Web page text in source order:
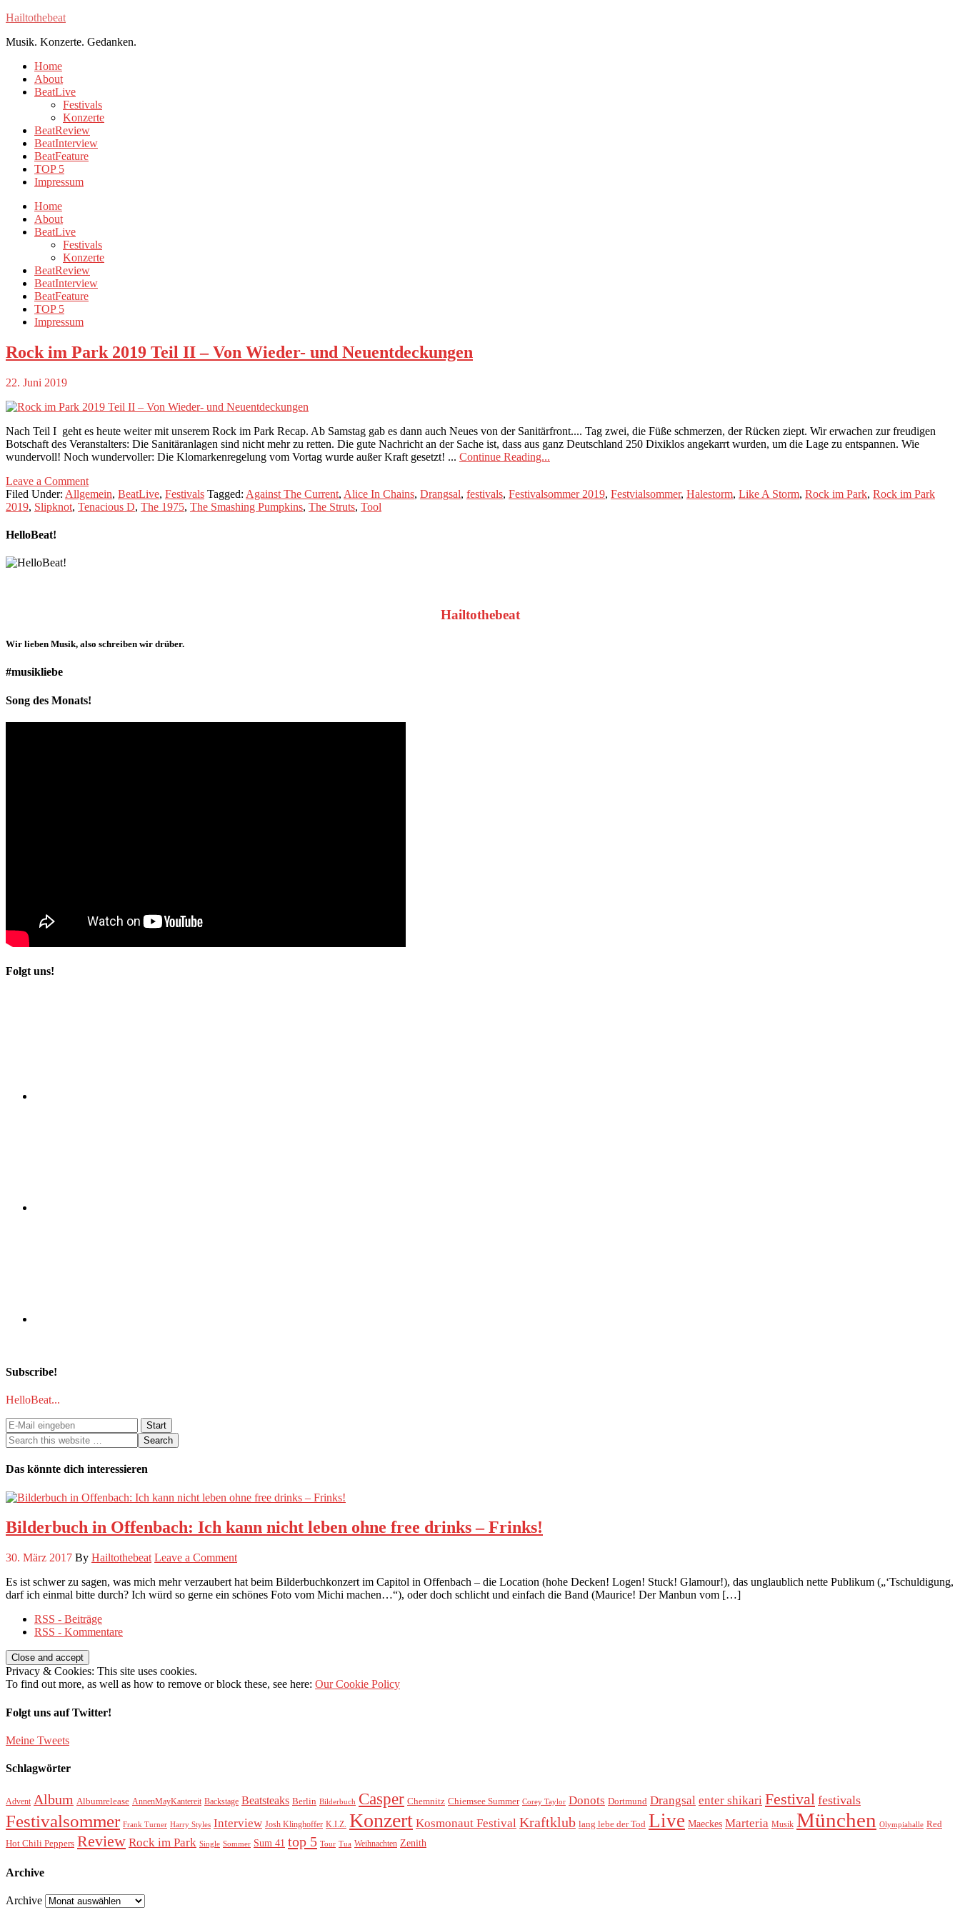
Hailtothebeat
Musik. Konzerte. Gedanken.
Home
About
BeatLive
Festivals
Konzerte
BeatReview
BeatInterview
BeatFeature
TOP 5
Impressum
Home
About
BeatLive
Festivals
Konzerte
BeatReview
BeatInterview
BeatFeature
TOP 5
Impressum
Rock im Park 2019 Teil II – Von Wieder- und Neuentdeckungen
22. Juni 2019
Nach Teil I geht es heute weiter mit unserem Rock im Park Recap. Ab Samstag gab es dann auch Neues von der Sanitärfront.... Tag zwei, die Füße schmerzen, der Rücken ziept. Wir erwachen zur freudigen
Botschaft des Veranstalters: Die Sanitäranlagen sind nicht mehr zu retten. Die gute Nachricht an der Sache ist, dass aus ganz Deutschland 250 Dixiklos angekarrt wurden, um die Lage zu entspannen. Wie
wundervoll! Noch wundervoller: Die Klomarkenregelung vom Vortag wurde außer Kraft gesetzt! ... Continue Reading...
Leave a Comment
Filed Under: Allgemein, BeatLive, Festivals Tagged: Against The Current, Alice In Chains, Drangsal, festivals, Festivalsommer 2019, Festvialsommer, Halestorm, Like A Storm, Rock im Park, Rock im Park
2019, Slipknot, Tenacious D, The 1975, The Smashing Pumpkins, The Struts, Tool
HelloBeat!
Hailtothebeat
Wir lieben Musik, also schreiben wir drüber.
#musikliebe
Song des Monats!
Folgt uns!
Subscribe!
HelloBeat...
Das könnte dich interessieren
Bilderbuch in Offenbach: Ich kann nicht leben ohne free drinks – Frinks!
30. März 2017 By Hailtothebeat Leave a Comment
Es ist schwer zu sagen, was mich mehr verzaubert hat beim Bilderbuchkonzert im Capitol in Offenbach – die Location (hohe Decken! Logen! Stuck! Glamour!), das unglaublich nette Publikum („‘Tschuldigung,
darf ich einmal bitte durch? Ich würd so gerne ein schönes Foto vom Michi machen…“), oder doch schlicht und einfach die Band (Maurice! Der Manbun vom […]
RSS - Beiträge
RSS - Kommentare
Privacy & Cookies: This site uses cookies.
To find out more, as well as how to remove or block these, see here: Our Cookie Policy
Folgt uns auf Twitter!
Meine Tweets
Schlagwörter
Advent Album Albumrelease AnnenMayKantereit Backstage Beatsteaks Berlin Bilderbuch Casper Chemnitz Chiemsee Summer Corey Taylor Donots Dortmund Drangsal enter shikari Festival festivals
Festivalsommer Frank Turner Harry Styles Interview Josh Klinghoffer K.I.Z. Konzert Kosmonaut Festival Kraftklub lang lebe der Tod Live Maeckes Marteria Musik München Olympiahalle Red
Hot Chili Peppers Review Rock im Park Single Sommer Sum 41 top 5 Tour Tua Weihnachten Zenith
Archive
Archive